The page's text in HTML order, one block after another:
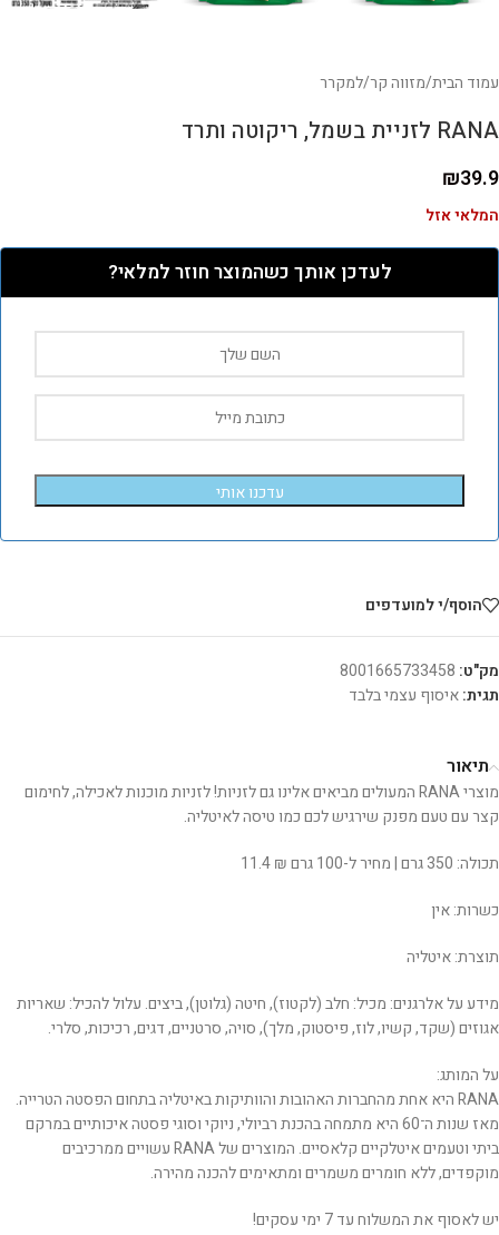
עמוד הבית/מזווה קר/למקרר
RANA לזניית בשמל, ריקוטה ותרד
₪39.9
המלאי אזל
לעדכן אותך כשהמוצר חוזר למלאי?
עדכנו אותי
הוסף/י למועדפים
מק"ט: 8001665733458
תגית:איסוף עצמי בלבד
תיאור
מוצרי RANA המעולים מביאים אלינו גם לזניות! לזניות מוכנות לאכילה, לחימום
קצר עם טעם מפנק שירגיש לכם כמו טיסה לאיטליה.
תכולה: 350 גרם | מחיר ל-100 גרם ₪ 11.4
כשרות: אין
תוצרת: איטליה
מידע על אלרגנים: מכיל: חלב (לקטוז), חיטה (גלוטן), ביצים. עלול להכיל: שאריות
אגוזים (שקד, קשיו, לוז, פיסטוק, מלך), סויה, סרטניים, דגים, רכיכות, סלרי.
על המותג:
RANA היא אחת מהחברות האהובות והוותיקות באיטליה בתחום הפסטה הטרייה.
מאז שנות ה־60 היא מתמחה בהכנת רביולי, ניוקי וסוגי פסטה איכותיים במרקם
ביתי וטעמים איטלקיים קלאסיים. המוצרים של RANA עשויים ממרכיבים
מוקפדים, ללא חומרים משמרים ומתאימים להכנה מהירה.
יש לאסוף את המשלוח עד 7 ימי עסקים!